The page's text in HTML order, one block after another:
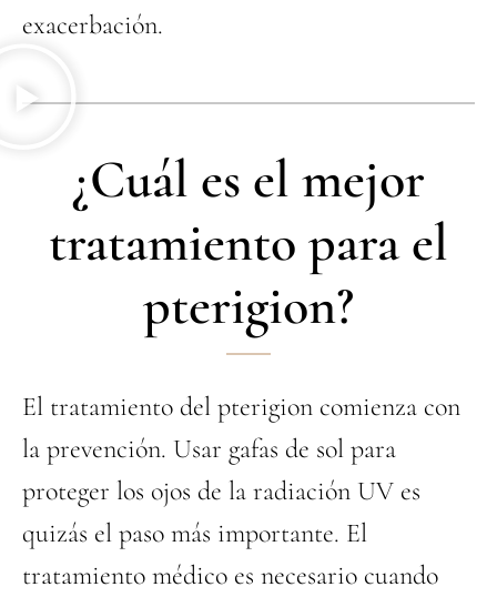
exacerbación.
¿Cuál es el mejor
tratamiento para el
pterigion?
El tratamiento del pterigion comienza con
la prevención. Usar gafas de sol para
proteger los ojos de la radiación UV es
quizás el paso más importante. El
tratamiento médico es necesario cuando